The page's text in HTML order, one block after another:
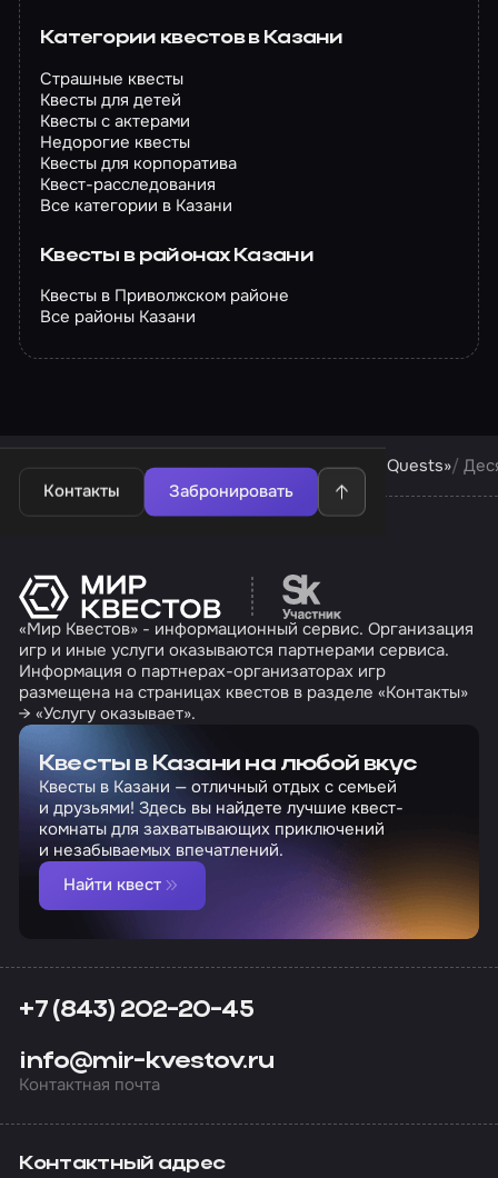
Категории квестов в Казани
Страшные квесты
Квесты для детей
Квесты с актерами
Недорогие квесты
Квесты для корпоратива
Квест-расследования
Все категории в Казани
Квесты в районах Казани
Квесты в Приволжском районе
Все районы Казани
Контакты Забронировать
Квесты в Казани Квесты компании «Mystical Quests»
Перейти на сайт
«Мир Квестов» - информационный сервис. Организация
игр и иные услуги оказываются партнерами сервиса.
Информация о партнерах-организаторах игр
размещена на страницах квестов в разделе «Контакты»
→ «Услугу оказывает».
Квесты в Казани на любой вкус
Квесты в Казани — отличный отдых с семьей
и друзьями! Здесь вы найдете лучшие квест-
комнаты для захватывающих приключений
и незабываемых впечатлений.
Найти квест
+7 (843) 202-20-45
info@mir-kvestov.ru
Контактная почта
Контактный адрес